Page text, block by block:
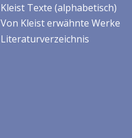
Kleist Texte (alphabetisch)
Von Kleist erwähnte Werke
Literaturverzeichnis